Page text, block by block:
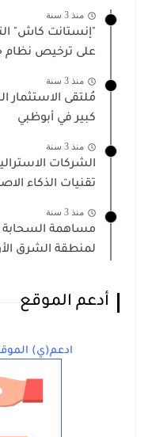
منذ 3 سنة
"إنستانت كاش"
على ترخيص نظام
منذ 3 سنة
كبير في أبوظبي
منذ 3 سنة
الشركات
تقنيات الذكاء
منذ 3 سنة
مساهمة السحابة
لمنطقة الشرق
أدعم الموقع
ادعم(ي)